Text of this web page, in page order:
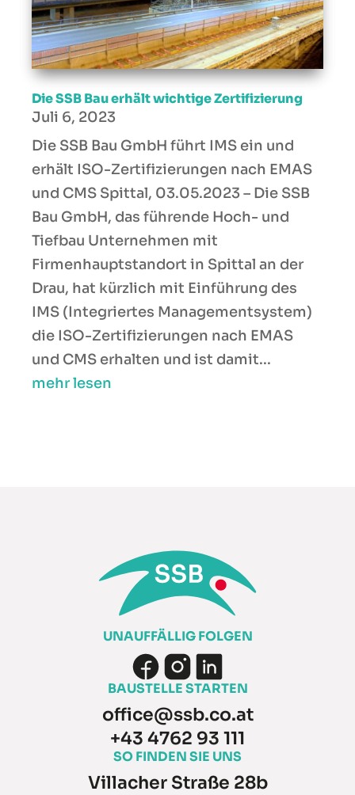
Die SSB Bau erhält wichtige Zertifizierung
Juli 6, 2023
Die SSB Bau GmbH führt IMS ein und
erhält ISO-Zertifizierungen nach EMAS
und CMS Spittal, 03.05.2023 – Die SSB
Bau GmbH, das führende Hoch- und
Tiefbau Unternehmen mit
Firmenhauptstandort in Spittal an der
Drau, hat kürzlich mit Einführung des
IMS (Integriertes Managementsystem)
die ISO-Zertifizierungen nach EMAS
und CMS erhalten und ist damit...
mehr lesen
BAUSTELLE STARTEN
office@ssb.co.at
+43 4762 93 111
SO FINDEN SIE UNS
Villacher Straße 28b
UNAUFFÄLLIG FOLGEN